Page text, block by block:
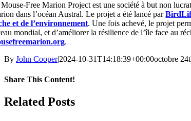
Free Marion Project est une société à but non
dans l’océan Austral. Le projet a été lancé par
et de l’environnement. Une fois achevé, le projet
mondial, et d’améliorer la résilience de l’île face au
.
By John Cooper|2024-10-31T14:18:39+00:00octobre
Share This Content!
Facebook
X
LinkedIn
WhatsApp
Tumblr
Pinterest
Email
Related Posts